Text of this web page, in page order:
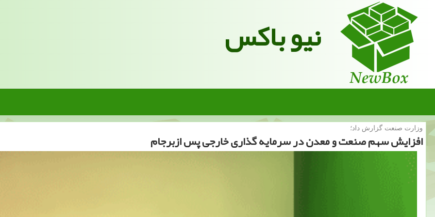
نیو باکس
وزارت صنعت گزارش داد؛
افزایش سهم صنعت و معدن در سرمایه گذاری خارجی پس ازبرجام